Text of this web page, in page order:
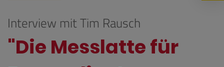
Interview mit Tim Rausch
"Die Messlatte für